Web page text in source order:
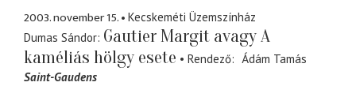
2003. november 15.
Kecskeméti Üzemszínház
Dumas Sándor Gautier Margit avagy A
kaméliás hölgy esete
Rendező
Ádám Tamás
Saint-Gaudens